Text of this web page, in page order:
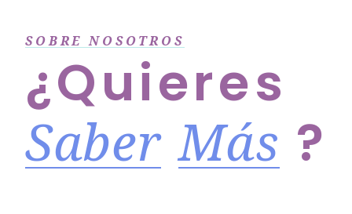
SOBRE NOSOTROS
¿Quieres
Saber Más ?